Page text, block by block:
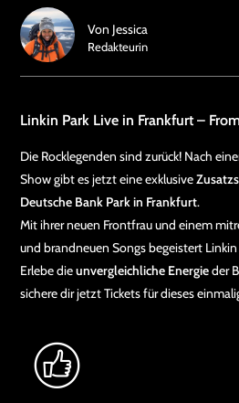
Linkin Park Live in Frankfurt –
Die Rocklegenden sind zurück! Nach
Show gibt es jetzt eine exklusive
Deutsche Bank Park in Frankfurt.
Mit ihrer neuen Frontfrau und einem
und brandneuen Songs begeistert Linkin
Erlebe dieunvergleichliche Energieder
sichere dir jetzt Tickets für dieses
Von Jessica
Redakteurin